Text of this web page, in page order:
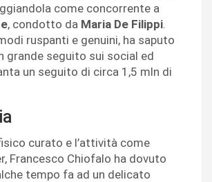
come concorrente a
, condotto da Maria De Filippi.
ruspanti e genuini, ha saputo
grande seguito sui social ed
un seguito di circa 1,5 mln di
curato e l’attività come
Francesco Chiofalo ha dovuto
tempo fa ad un delicato